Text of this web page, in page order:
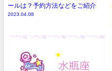
ールは？予約方法などをご紹介
2023.04.08